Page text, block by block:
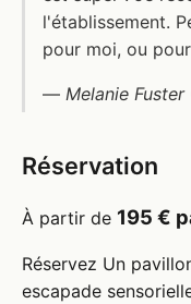
l'établissement.
pour moi, ou
— Melanie Fuster
Réservation
À partir de 195 €
Réservez Un
escapade